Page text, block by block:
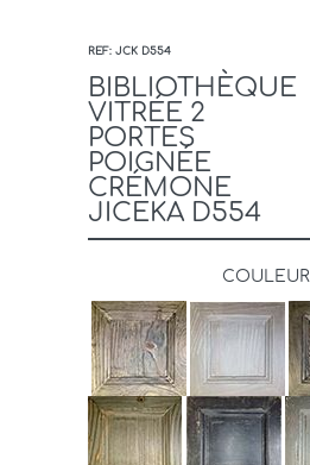
REF: JCK D554
BIBLIOTHÈQUE
VITRÉE 2
PORTES
POIGNÉE
CRÉMONE
JICEKA D554
COULEUR